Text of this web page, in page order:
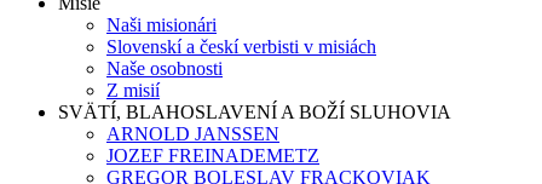
Naši misionári
Slovenskí a českí verbisti v misiách
Naše osobnosti
Z misií
SVÄTÍ, BLAHOSLAVENÍ A BOŽÍ SLUHOVIA
ARNOLD JANSSEN
JOZEF FREINADEMETZ
GREGOR BOLESLAV FRACKOVIAK